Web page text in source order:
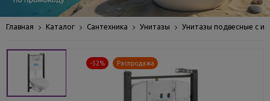
Главная Каталог Сантехника Унитазы Унитазы подвесные с
-52% Распродажа